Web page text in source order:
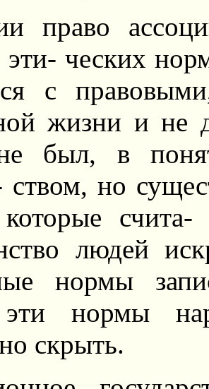
право
эти- ческих
с
жизни и не
был, в
ством, но
людей
нормы
эти нормы
скрыть.